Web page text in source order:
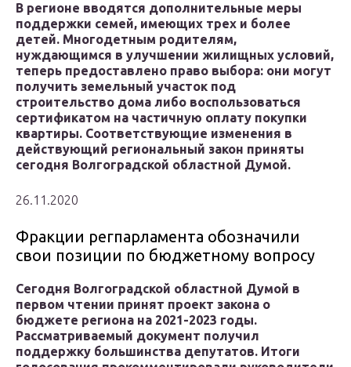
В регионе вводятся дополнительные меры
поддержки семей, имеющих трех и более
детей. Многодетным родителям,
нуждающимся в улучшении жилищных условий,
теперь предоставлено право выбора: они могут
получить земельный участок под
строительство дома либо воспользоваться
сертификатом на частичную оплату покупки
квартиры. Соответствующие изменения в
действующий региональный закон приняты
сегодня Волгоградской областной Думой.
26.11.2020
Фракции регпарламента обозначили
свои позиции по бюджетному вопросу
Сегодня Волгоградской областной Думой в
первом чтении принят проект закона о
бюджете региона на 2021-2023 годы.
Рассматриваемый документ получил
поддержку большинства депутатов. Итоги